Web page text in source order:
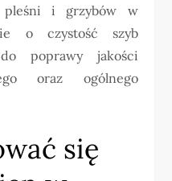
pleśni i grzybów w
o czystość szyb
poprawy jakości
oraz ogólnego
się